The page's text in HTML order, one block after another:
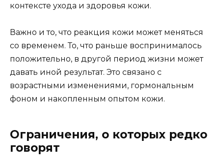
контексте ухода и здоровья кожи.
Важно и то, что реакция кожи может меняться
со временем. То, что раньше воспринималось
положительно, в другой период жизни может
давать иной результат. Это связано с
возрастными изменениями, гормональным
фоном и накопленным опытом кожи.
Ограничения, о которых редко
говорят